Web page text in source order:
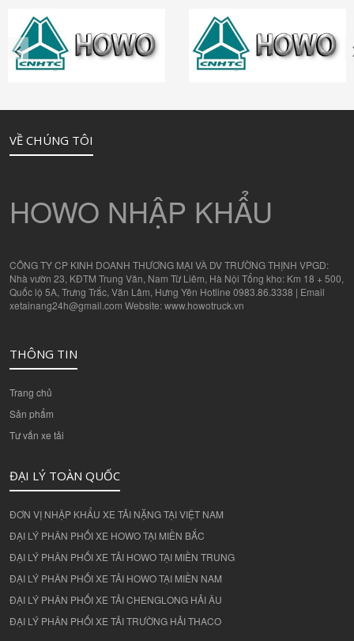
VỀ CHÚNG TÔI
HOWO NHẬP KHẨU
CÔNG TY CP KINH DOANH THƯƠNG MẠI VÀ DV TRƯỜNG THỊNH VPGD:
Nhà vườn 23, KĐTM Trung Văn, Nam Từ Liêm, Hà Nội Tổng kho: Km 18 + 500,
Quốc lộ 5A, Trưng Trắc, Văn Lâm, Hưng Yên Hotline 0983.86.3338 | Email
xetainang24h@gmail.com Website: www.howotruck.vn
THÔNG TIN
Trang chủ
Sản phẩm
Tư vấn xe tải
ĐẠI LÝ TOÀN QUỐC
ĐƠN VỊ NHẬP KHẨU XE TẢI NẶNG TẠI VIỆT NAM
ĐẠI LÝ PHÂN PHỐI XE HOWO TẠI MIỀN BẮC
ĐẠI LÝ PHÂN PHỐI XE TẢI HOWO TẠI MIỀN TRUNG
ĐẠI LÝ PHÂN PHỐI XE TẢI HOWO TẠI MIỀN NAM
ĐẠI LÝ PHÂN PHỐI XE TẢI CHENGLONG HẢI ÂU
ĐẠI LÝ PHÂN PHỐI XE TẢI TRƯỜNG HẢI THACO